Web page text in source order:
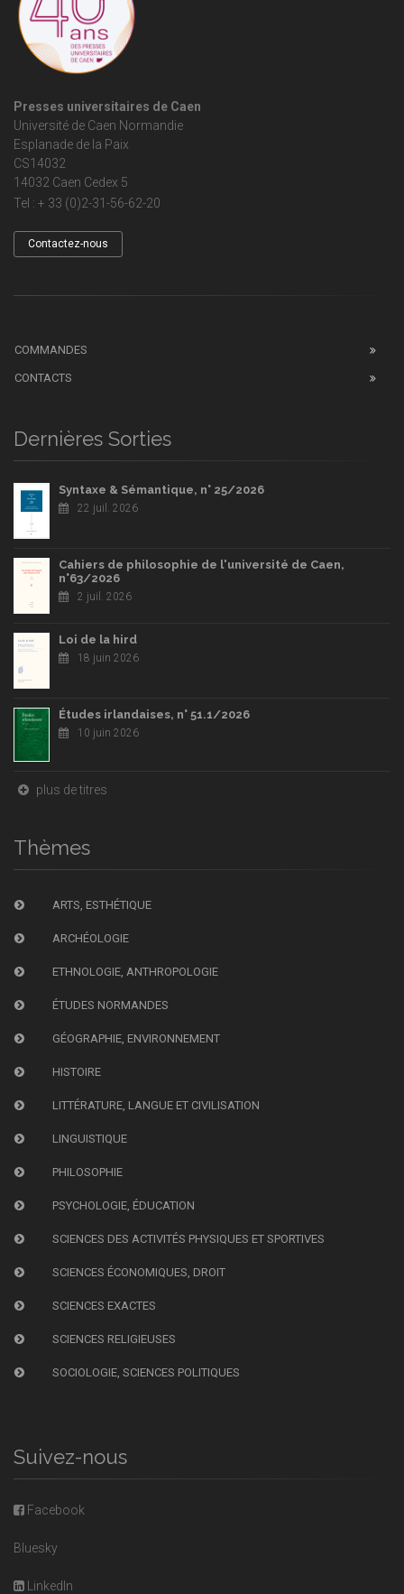
Presses universitaires de Caen
Université de Caen Normandie
Esplanade de la Paix
CS14032
14032 Caen Cedex 5
Tel : + 33 (0)2-31-56-62-20
Contactez-nous
COMMANDES
CONTACTS
Dernières Sorties
Syntaxe & Sémantique, n° 25/2026
22 juil. 2026
Cahiers de philosophie de l'université de Caen,
n°63/2026
2 juil. 2026
Loi de la hird
18 juin 2026
Études irlandaises, n° 51.1/2026
10 juin 2026
plus de titres
Thèmes
ARTS, ESTHÉTIQUE
ARCHÉOLOGIE
ETHNOLOGIE, ANTHROPOLOGIE
ÉTUDES NORMANDES
GÉOGRAPHIE, ENVIRONNEMENT
HISTOIRE
LITTÉRATURE, LANGUE ET CIVILISATION
LINGUISTIQUE
PHILOSOPHIE
PSYCHOLOGIE, ÉDUCATION
SCIENCES DES ACTIVITÉS PHYSIQUES ET SPORTIVES
SCIENCES ÉCONOMIQUES, DROIT
SCIENCES EXACTES
SCIENCES RELIGIEUSES
SOCIOLOGIE, SCIENCES POLITIQUES
Suivez-nous
Facebook
Bluesky
LinkedIn